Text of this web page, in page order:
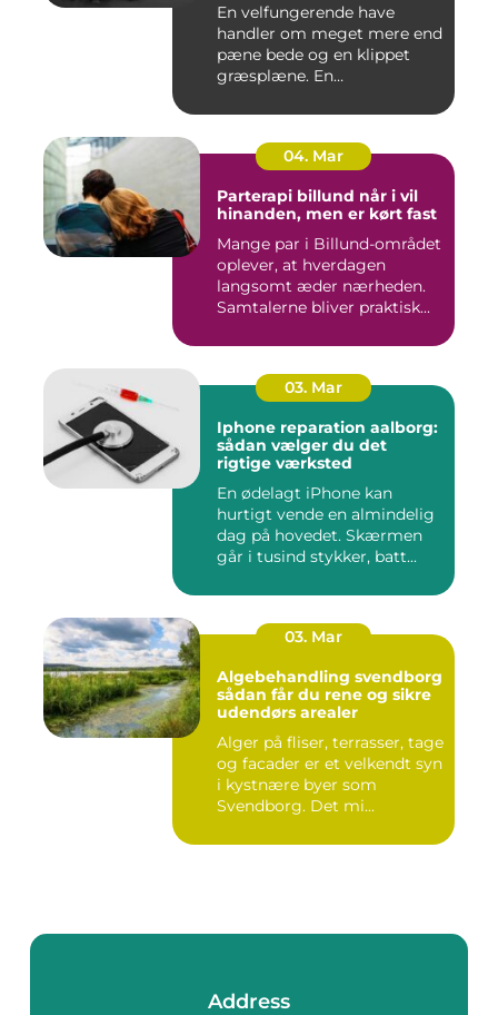
En velfungerende have
handler om meget mere end
pæne bede og en klippet
græsplæne. En
04. Mar
Parterapi billund når i vil
hinanden, men er kørt fast
Mange par i Billund-området
oplever, at hverdagen
langsomt æder nærheden.
Samtalerne bliver praktisk...
03. Mar
Iphone reparation aalborg:
sådan vælger du det
rigtige værksted
En ødelagt iPhone kan
hurtigt vende en almindelig
dag på hovedet. Skærmen
går i tusind stykker, batt...
03. Mar
Algebehandling svendborg
sådan får du rene og sikre
udendørs arealer
Alger på fliser, terrasser, tage
og facader er et velkendt syn
i kystnære byer som
Svendborg. Det mi...
Address